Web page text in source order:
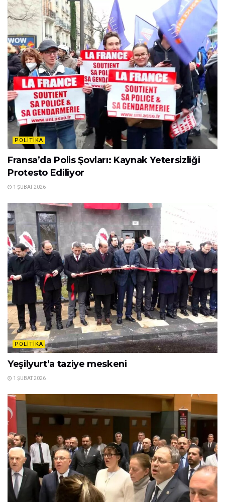
POLITIKA
Fransa’da Polis Şovları: Kaynak Yetersizliği
Protesto Ediliyor
1 ŞUBAT 2026
POLITIKA
Yeşilyurt’a taziye meskeni
1 ŞUBAT 2026